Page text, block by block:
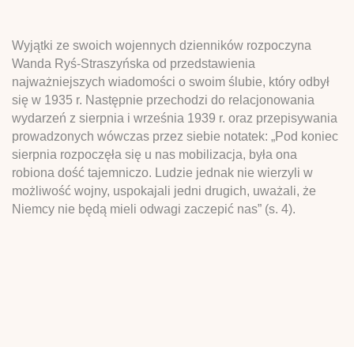
Wyjątki ze swoich wojennych dzienników rozpoczyna
Wanda Ryś-Straszyńska od przedstawienia
najważniejszych wiadomości o swoim ślubie, który odbył
się w 1935 r. Następnie przechodzi do relacjonowania
wydarzeń z sierpnia i września 1939 r. oraz przepisywania
prowadzonych wówczas przez siebie notatek: „Pod koniec
sierpnia rozpoczęła się u nas mobilizacja, była ona
robiona dość tajemniczo. Ludzie jednak nie wierzyli w
możliwość wojny, uspokajali jedni drugich, uważali, że
Niemcy nie będą mieli odwagi zaczepić nas” (s. 4).